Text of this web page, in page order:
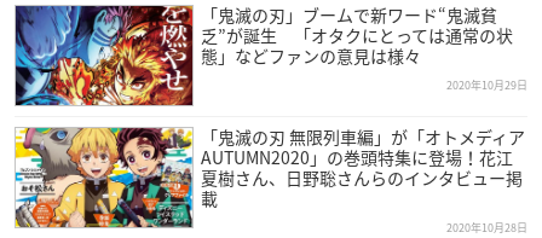
「鬼滅の刃」ブームで新ワード“鬼滅貧
乏”が誕生 「オタクにとっては通常の状
態」などファンの意見は様々
2020年10月29日
「鬼滅の刃 無限列車編」が「オトメディア
AUTUMN2020」の巻頭特集に登場！花江
夏樹さん、日野聡さんらのインタビュー掲
載
2020年10月28日